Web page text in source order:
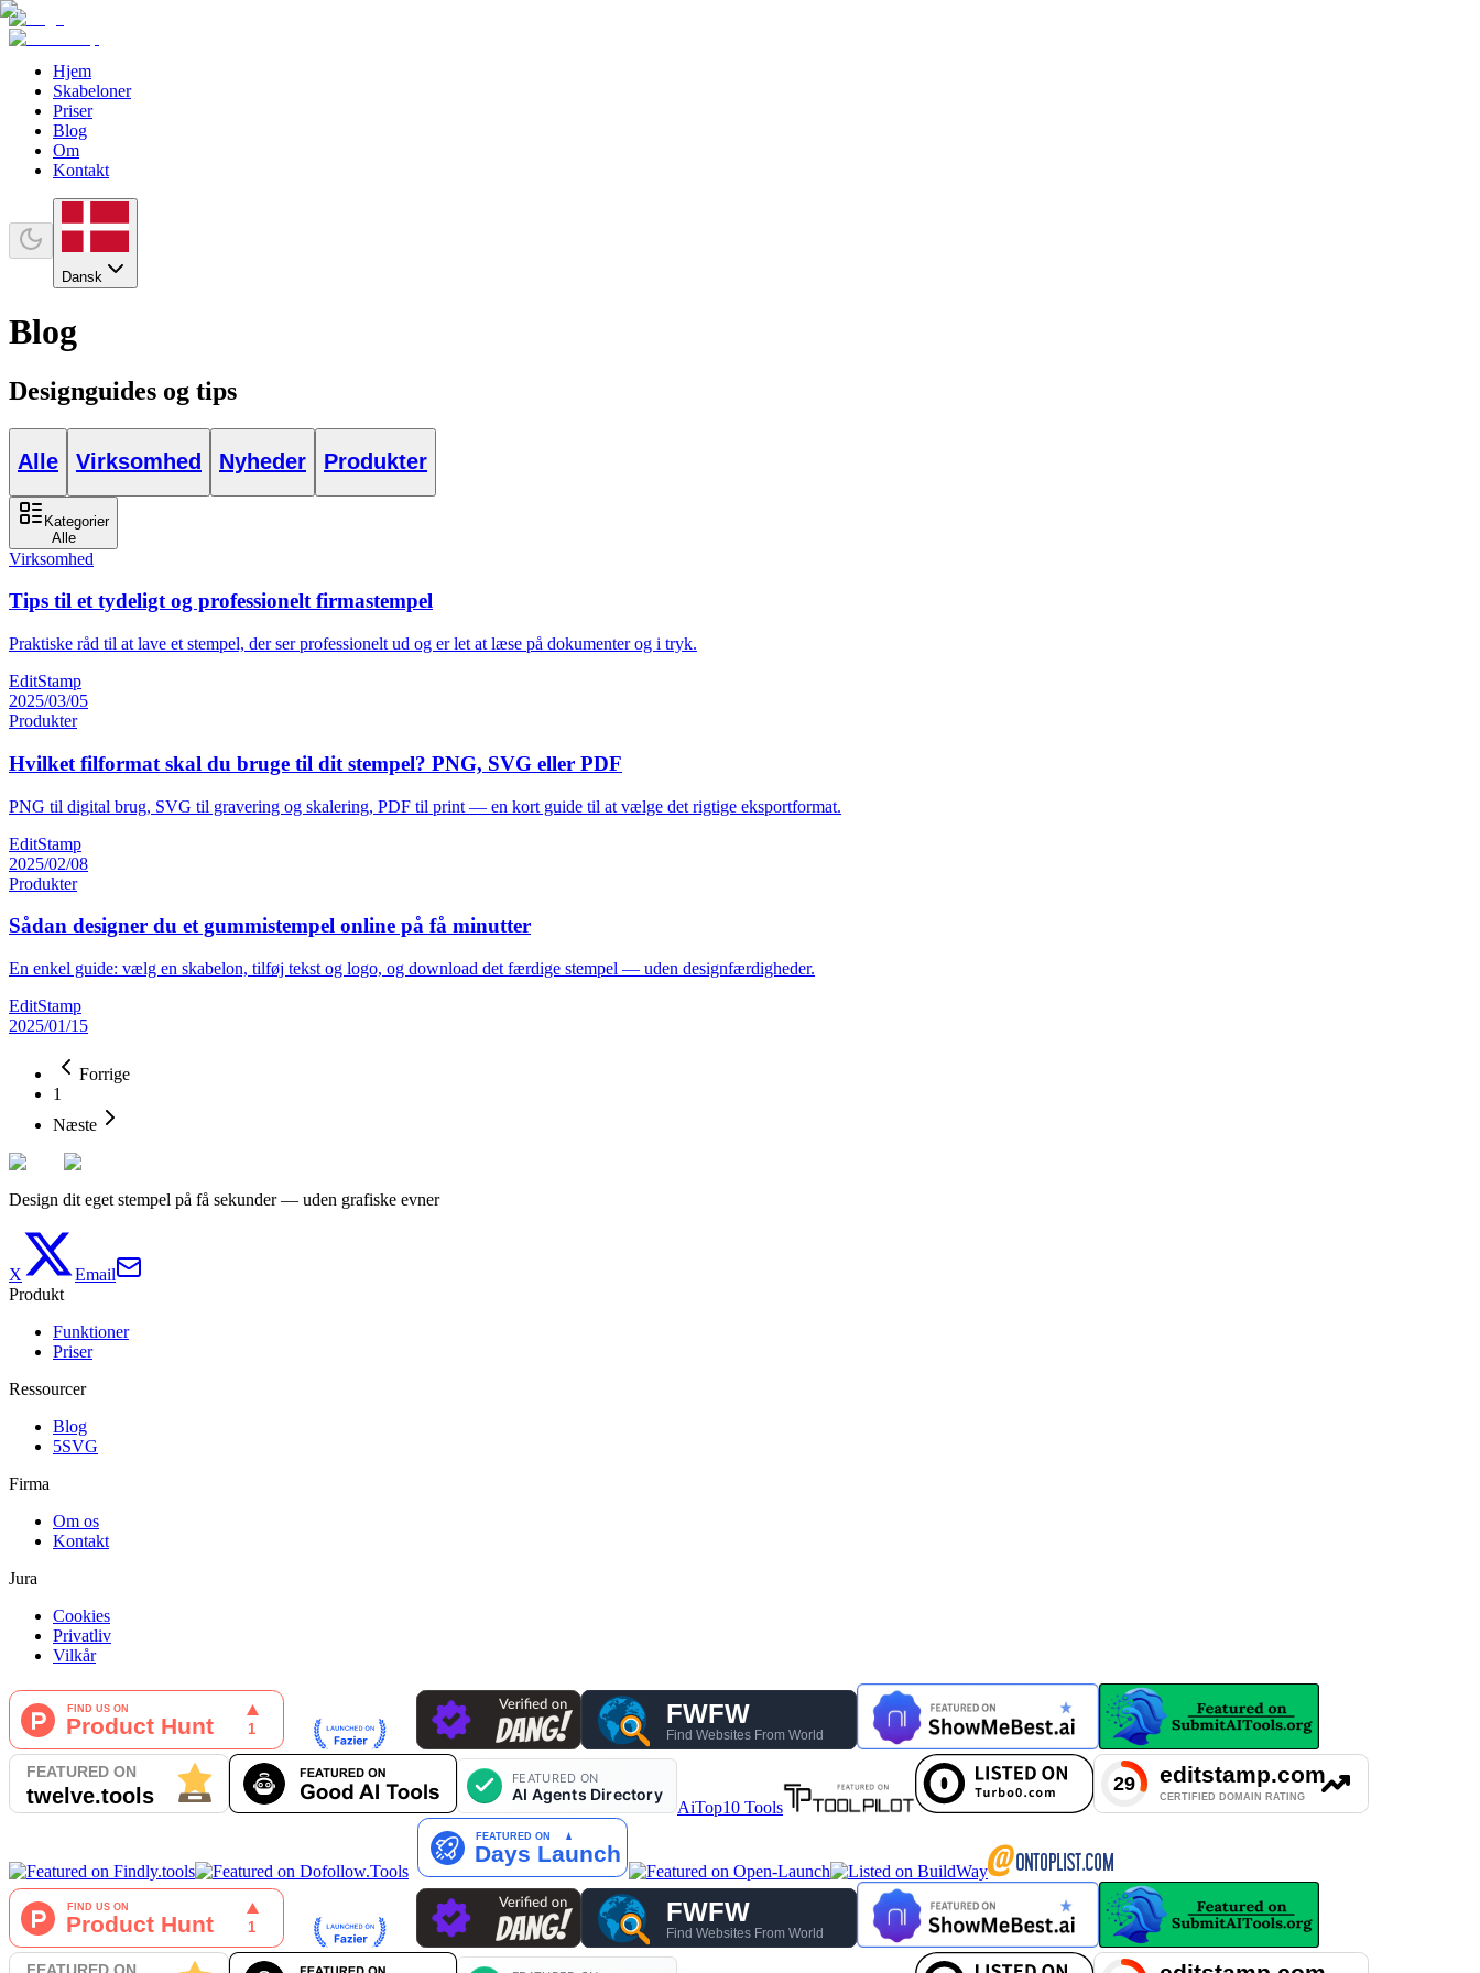
Hjem
Skabeloner
Priser
Blog
Om
Kontakt
Dansk
Blog
Designguides og tips
Alle Virksomhed Nyheder Produkter
Kategorier
Alle
Virksomhed
Tips til et tydeligt og professionelt firmastempel
Praktiske råd til at lave et stempel, der ser professionelt ud og er let at læse på dokumenter og i tryk.
EditStamp
2025/03/05
Produkter
Hvilket filformat skal du bruge til dit stempel? PNG, SVG eller PDF
PNG til digital brug, SVG til gravering og skalering, PDF til print — en kort guide til at vælge det rigtige eksportformat.
EditStamp
2025/02/08
Produkter
Sådan designer du et gummistempel online på få minutter
En enkel guide: vælg en skabelon, tilføj tekst og logo, og download det færdige stempel — uden designfærdigheder.
EditStamp
2025/01/15
Forrige
1
Næste
Design dit eget stempel på få sekunder — uden grafiske evner
X
Email
Produkt
Funktioner
Priser
Ressourcer
Blog
5SVG
Firma
Om os
Kontakt
Jura
Cookies
Privatliv
Vilkår
AiTop10 Tools